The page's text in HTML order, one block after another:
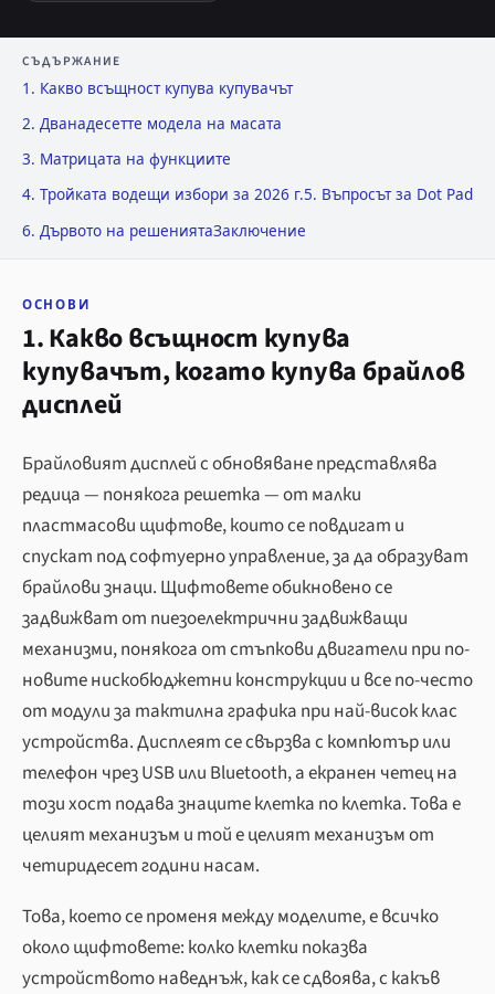
СЪДЪРЖАНИЕ
1. Какво всъщност купува купувачът
2. Дванадесетте модела на масата
3. Матрицата на функциите
4. Тройката водещи избори за 2026 г.5. Въпросът за Dot Pad
6. Дървото на решениятаЗаключение
ОСНОВИ
1. Какво всъщност купува
купувачът, когато купува брайлов
дисплей
Брайловият дисплей с обновяване представлява
редица — понякога решетка — от малки
пластмасови щифтове, които се повдигат и
спускат под софтуерно управление, за да образуват
брайлови знаци. Щифтовете обикновено се
задвижват от пиезоелектрични задвижващи
механизми, понякога от стъпкови двигатели при по-
новите нискобюджетни конструкции и все по-често
от модули за тактилна графика при най-висок клас
устройства. Дисплеят се свързва с компютър или
телефон чрез USB или Bluetooth, а екранен четец на
този хост подава знаците клетка по клетка. Това е
целият механизъм и той е целият механизъм от
четиридесет години насам.
Това, което се променя между моделите, е всичко
около щифтовете: колко клетки показва
устройството наведнъж, как се сдвоява, с какъв